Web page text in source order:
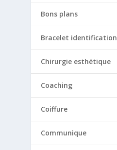
Bons plans
Bracelet identification
Chirurgie esthétique
Coaching
Coiffure
Communique